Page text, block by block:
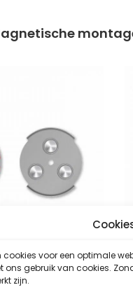
cookies voor een optimale
ons gebruik van cookies.
zijn.
45